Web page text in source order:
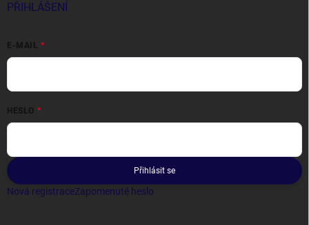
PŘIHLÁŠENÍ
E-MAIL
HESLO
Přihlásit se
Nová registraceZapomenuté heslo